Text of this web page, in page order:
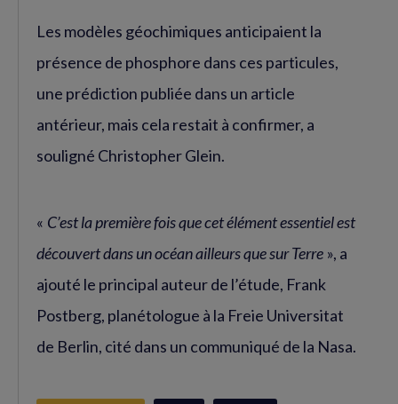
Les modèles géochimiques anticipaient la
présence de phosphore dans ces particules,
une prédiction publiée dans un article
antérieur, mais cela restait à confirmer, a
souligné Christopher Glein.
« C’est la première fois que cet élément essentiel est
découvert dans un océan ailleurs que sur Terre », a
ajouté le principal auteur de l’étude, Frank
Postberg, planétologue à la Freie Universitat
de Berlin, cité dans un communiqué de la Nasa.